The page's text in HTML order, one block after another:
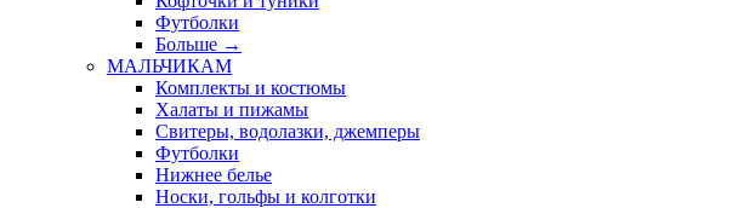
Футболки
Больше →
МАЛЬЧИКАМ
Комплекты и костюмы
Халаты и пижамы
Свитеры, водолазки, джемперы
Футболки
Нижнее белье
Носки, гольфы и колготки